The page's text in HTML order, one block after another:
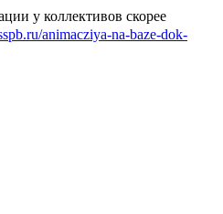
у коллективов скорее
animacziya-na-baze-dok-